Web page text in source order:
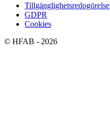
Tillgänglighetsredogörelse
GDPR
Cookies
© HFAB - 2026